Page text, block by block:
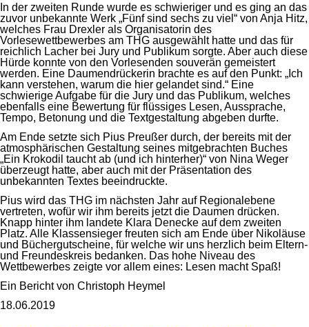
In der zweiten Runde wurde es schwieriger und es ging an das
zuvor unbekannte Werk „Fünf sind sechs zu viel“ von Anja Hitz,
welches Frau Drexler als Organisatorin des
Vorlesewettbewerbes am THG ausgewählt hatte und das für
reichlich Lacher bei Jury und Publikum sorgte. Aber auch diese
Hürde konnte von den Vorlesenden souverän gemeistert
werden. Eine Daumendrückerin brachte es auf den Punkt: „Ich
kann verstehen, warum die hier gelandet sind.“ Eine
schwierige Aufgabe für die Jury und das Publikum, welches
ebenfalls eine Bewertung für flüssiges Lesen, Aussprache,
Tempo, Betonung und die Textgestaltung abgeben durfte.
Am Ende setzte sich Pius Preußer durch, der bereits mit der
atmosphärischen Gestaltung seines mitgebrachten Buches
„Ein Krokodil taucht ab (und ich hinterher)“ von Nina Weger
überzeugt hatte, aber auch mit der Präsentation des
unbekannten Textes beeindruckte.
Pius wird das THG im nächsten Jahr auf Regionalebene
vertreten, wofür wir ihm bereits jetzt die Daumen drücken.
Knapp hinter ihm landete Klara Denecke auf dem zweiten
Platz. Alle Klassensieger freuten sich am Ende über Nikoläuse
und Büchergutscheine, für welche wir uns herzlich beim Eltern-
und Freundeskreis bedanken. Das hohe Niveau des
Wettbewerbes zeigte vor allem eines: Lesen macht Spaß!
Ein Bericht von Christoph Heymel
18.06.2019